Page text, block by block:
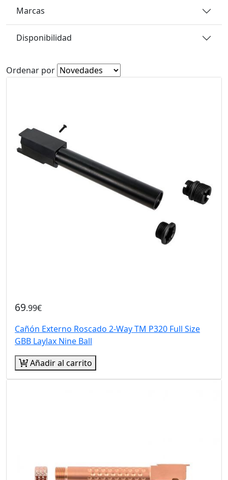
Marcas
Disponibilidad
Ordenar por
69.99€
Cañón Externo Roscado 2-Way TM P320 Full Size
GBB Laylax Nine Ball
Añadir al carrito